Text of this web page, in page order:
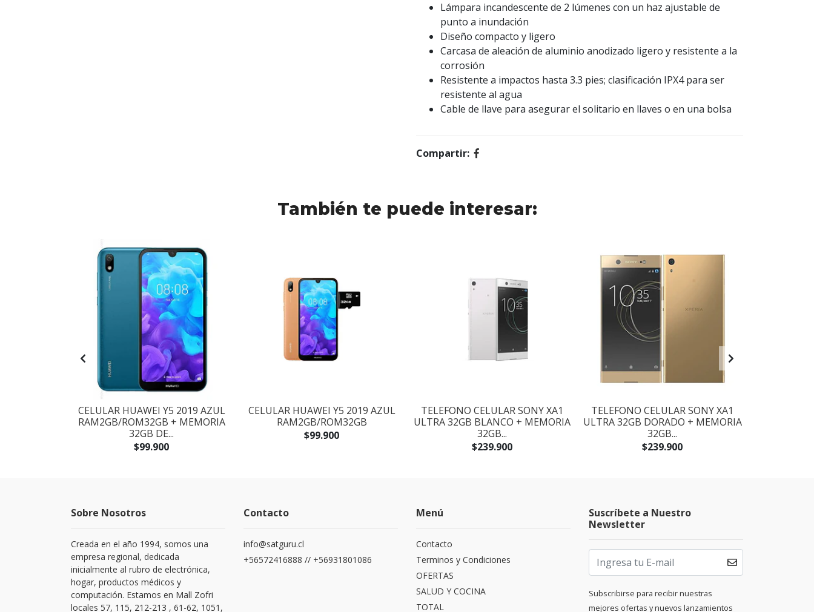
Lámpara incandescente de 2 lúmenes con un haz ajustable de
punto a inundación
Diseño compacto y ligero
Carcasa de aleación de aluminio anodizado ligero y resistente a la
corrosión
Resistente a impactos hasta 3.3 pies; clasificación IPX4 para ser
resistente al agua
Cable de llave para asegurar el solitario en llaves o en una bolsa
Compartir:
También te puede interesar:
CELULAR HUAWEI Y5 2019 AZUL
RAM2GB/ROM32GB + MEMORIA
32GB DE...
$99.900
CELULAR HUAWEI Y5 2019 AZUL
RAM2GB/ROM32GB
$99.900
TELEFONO CELULAR SONY XA1
ULTRA 32GB BLANCO + MEMORIA
32GB...
$239.900
TELEFONO CELULAR SONY XA1
ULTRA 32GB DORADO + MEMORIA
32GB...
$239.900
Sobre Nosotros
Creada en el año 1994, somos una
empresa regional, dedicada
inicialmente al rubro de electrónica,
hogar, productos médicos y
computación. Estamos en Mall Zofri
locales 57, 115, 212-213 , 61-62, 1051,
Contacto
info@satguru.cl
+56572416888 // +56931801086
Menú
Contacto
Terminos y Condiciones
OFERTAS
SALUD Y COCINA
TOTAL
Suscríbete a Nuestro
Newsletter
Subscribirse para recibir nuestras
mejores ofertas y nuevos lanzamientos